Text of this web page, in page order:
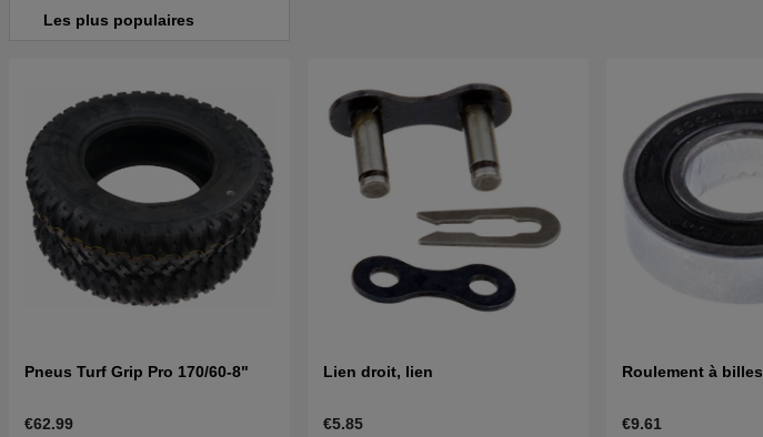
Les plus populaires
Pneus Turf Grip Pro 170/60-8"
€62.99
Lien droit, lien
€5.85
Roulement à
€9.61